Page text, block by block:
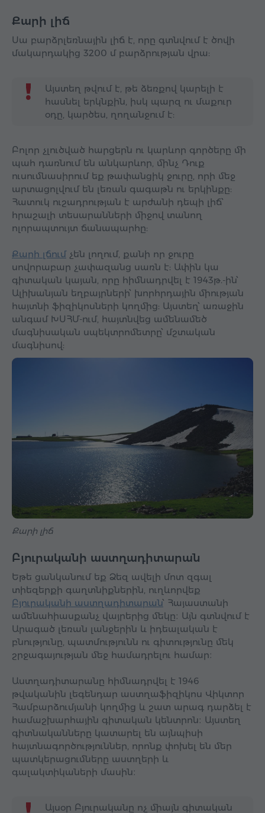
Քարի լիճ
Սա բարձրլեռնային լիճ է, որը գտնվում է ծովի
մակարդակից 3200 մ բարձրության վրա:
Այստեղ թվում է, թե ձեռքով կարելի է
հասնել երկնքին, իսկ պարզ ու մաքուր
օդը, կարծես, ղողանջում է:
Բոլոր չլուծված հարցերն ու կարևոր գործերը մի
պահ դառնում են անկարևոր, մինչ Դուք
ուսումնասիրում եք թափանցիկ ջուրը, որի մեջ
արտացոլվում են լեռան գագաթն ու երկինքը:
Հատուկ ուշադրության է արժանի դեպի լիճ՝
հրաշալի տեսարանների միջով տանող
ոլորապտույտ ճանապարհը:
Քարի լճումչեն լողում, քանի որ ջուրը
սովորաբար չափազանց սառն է: Ափին կա
գիտական ​​կայան, որը հիմնադրվել է 1943թ.-ին՝
Ալիխանյան եղբայրների՝ խորհրդային միության
հայտնի ֆիզիկոսների կողմից: Այստեղ՝ առաջին
անգամ ԽՍՀՄ-ում, հայտնվեց ամենամեծ
մագնիսական սպեկտրոմետրը՝ մշտական ​​
մագնիսով:
Քարի լիճ
Բյուրականի աստղադիտարան
Եթե ցանկանում եք Ձեզ ավելի մոտ զգալ
տիեզերքի գաղտնիքներին, ուղևորվեք
Բյուրականի աստղադիտարան՝ Հայաստանի
ամենահիասքանչ վայրերից մեկը։ Այն գտնվում է
Արագած լեռան լանջերին և իդեալական է
բնությունը, պատմությունն ու գիտությունը մեկ
շրջագայության մեջ համադրելու համար։
Աստղադիտարանը հիմնադրվել է 1946
թվականին լեգենդար աստղաֆիզիկոս Վիկտոր
Համբարձումյանի կողմից և շատ արագ դարձել է
համաշխարհային գիտական կենտրոն։ Այստեղ
գիտնականները կատարել են այնպիսի
հայտնագործություններ, որոնք փոխել են մեր
պատկերացումները աստղերի և
գալակտիկաների մասին։
Այսօր Բյուրականը ոչ միայն գիտական